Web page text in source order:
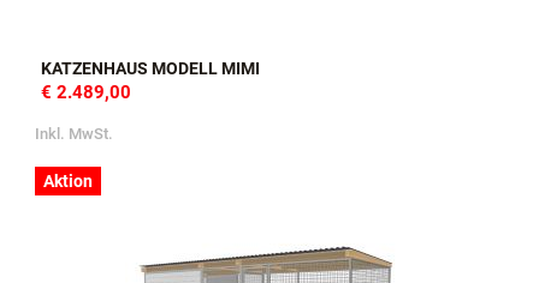
KATZENHAUS MODELL MIMI
€ 2.489,00
Inkl. MwSt.
Aktion